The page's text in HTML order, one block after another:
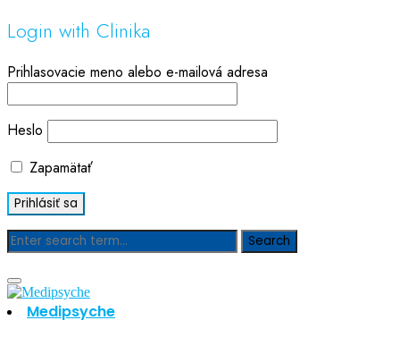
Login with Clinika
Prihlasovacie meno alebo e-mailová adresa
Heslo
Zapamätať
Medipsyche
Blog
Hľadať